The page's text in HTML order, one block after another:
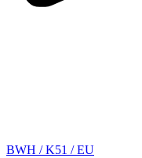
BWH / K51 / EU